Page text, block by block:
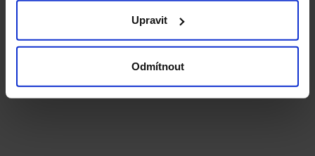
Upravit
Odmítnout